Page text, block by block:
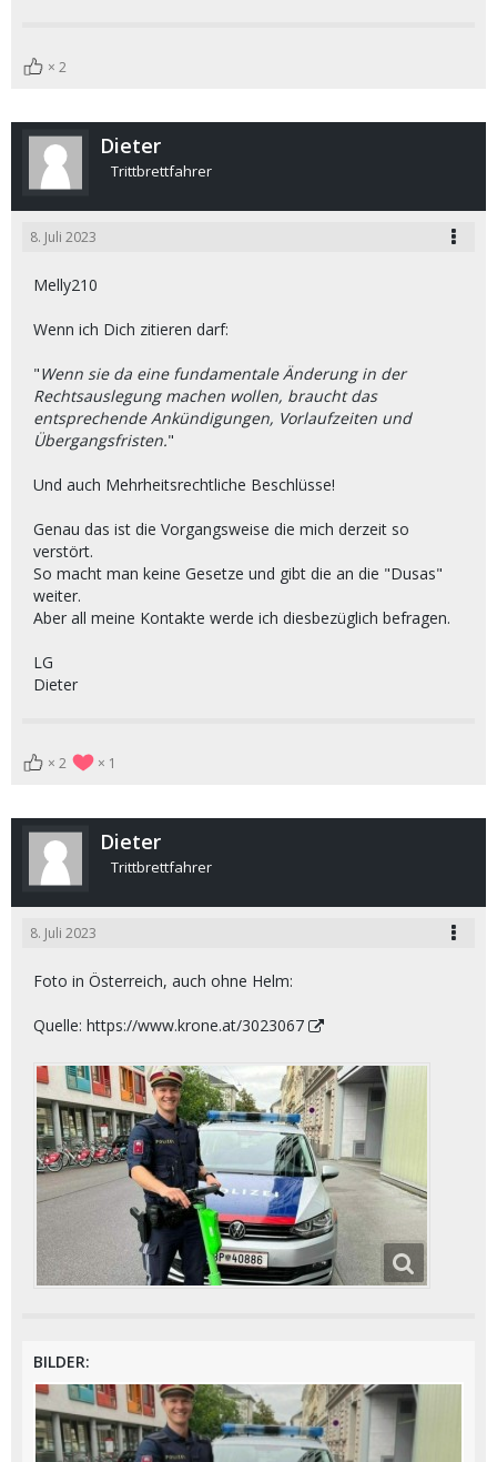
2
Dieter
Trittbrettfahrer
8. Juli 2023
Melly210
Wenn ich Dich zitieren darf:
"Wenn sie da eine fundamentale Änderung in der
Rechtsauslegung machen wollen, braucht das
entsprechende Ankündigungen, Vorlaufzeiten und
Übergangsfristen."
Und auch Mehrheitsrechtliche Beschlüsse!
Genau das ist die Vorgangsweise die mich derzeit so
verstört.
So macht man keine Gesetze und gibt die an die "Dusas"
weiter.
Aber all meine Kontakte werde ich diesbezüglich befragen.
LG
Dieter
2 1
Dieter
Trittbrettfahrer
8. Juli 2023
Foto in Österreich, auch ohne Helm:
Quelle: https://www.krone.at/3023067
BILDER